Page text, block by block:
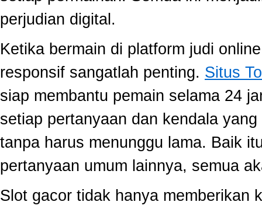
perjudian digital.
Ketika bermain di platform judi
responsif sangatlah penting. Situs
siap membantu pemain selama 24
setiap pertanyaan dan kendala
tanpa harus menunggu lama. Baik
pertanyaan umum lainnya, semua
Slot gacor tidak hanya memberikan